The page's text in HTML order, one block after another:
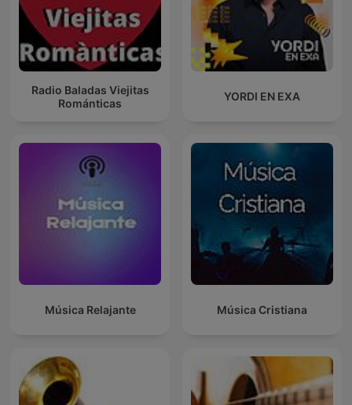
Radio Baladas Viejitas
Románticas
YORDI EN EXA
Música Relajante Música Cristiana